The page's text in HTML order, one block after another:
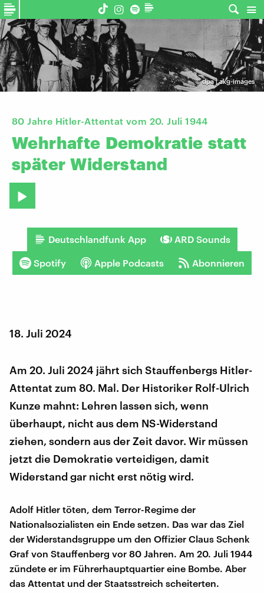
©dpa | akg-images
80 Jahre Hitler-Attentat vom 20. Juli 1944
Wehrhafte Demokratie statt
später Widerstand
Deutschlandfunk App ARD Sounds
Spotify Apple Podcasts Abonnieren
18. Juli 2024
Am 20. Juli 2024 jährt sich Stauffenbergs Hitler-
Attentat zum 80. Mal. Der Historiker Rolf-Ulrich
Kunze mahnt: Lehren lassen sich, wenn
überhaupt, nicht aus dem NS-Widerstand
ziehen, sondern aus der Zeit davor. Wir müssen
jetzt die Demokratie verteidigen, damit
Widerstand gar nicht erst nötig wird.
Adolf Hitler töten, dem Terror-Regime der
Nationalsozialisten ein Ende setzen. Das war das Ziel
der Widerstandsgruppe um den Offizier Claus Schenk
Graf von Stauffenberg vor 80 Jahren. Am 20. Juli 1944
zündete er im Führerhauptquartier eine Bombe. Aber
das Attentat und der Staatsstreich scheiterten.